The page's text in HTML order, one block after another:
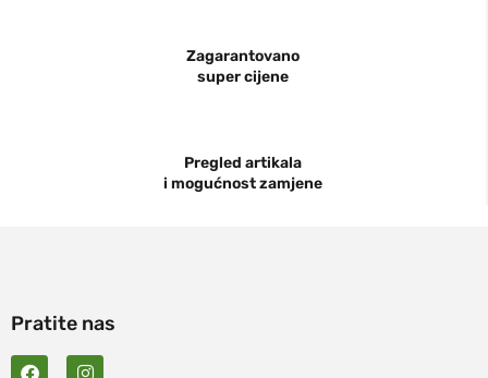
Zagarantovano
super cijene
Pregled artikala
i mogućnost zamjene
Pratite nas